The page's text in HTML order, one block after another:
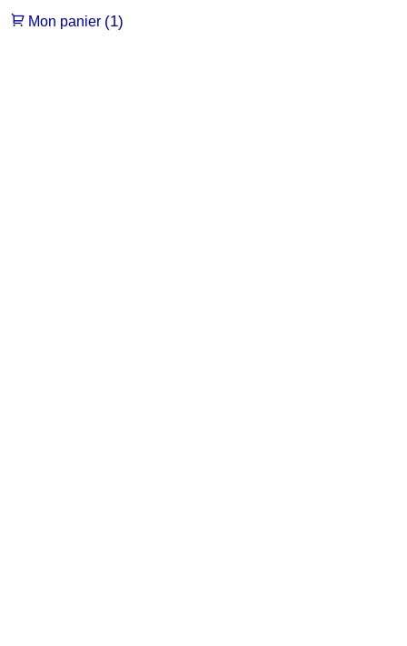
Mon panier (1)